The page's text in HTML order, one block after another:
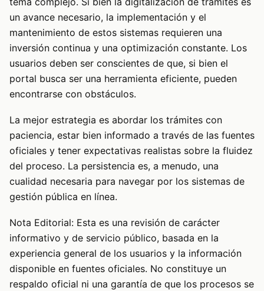
un avance necesario, la implementación y el
mantenimiento de estos sistemas requieren una
inversión continua y una optimización constante. Los
usuarios deben ser conscientes de que, si bien el
portal busca ser una herramienta eficiente, pueden
encontrarse con obstáculos.
La mejor estrategia es abordar los trámites con
paciencia, estar bien informado a través de las fuentes
oficiales y tener expectativas realistas sobre la fluidez
del proceso. La persistencia es, a menudo, una
cualidad necesaria para navegar por los sistemas de
gestión pública en línea.
Nota Editorial: Esta es una revisión de carácter
informativo y de servicio público, basada en la
experiencia general de los usuarios y la información
disponible en fuentes oficiales. No constituye un
respaldo oficial ni una garantía de que los procesos se